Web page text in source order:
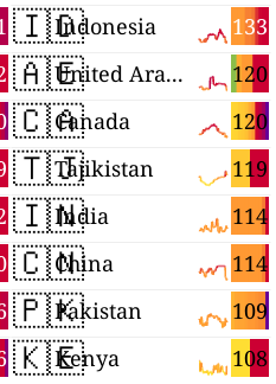
🇮🇩 133
Indonesia
🇦🇪 120
United Arab Emirates
🇨🇦 120
Canada
🇹🇯 119
Tajikistan
🇮🇳 114
India
🇨🇳 114
China
🇵🇰 109
Pakistan
🇰🇪 108
Kenya